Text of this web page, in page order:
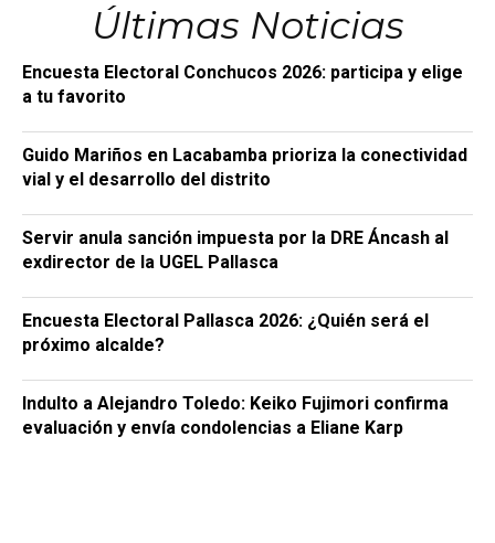
Últimas Noticias
Encuesta Electoral Conchucos 2026: participa y elige
a tu favorito
Guido Mariños en Lacabamba prioriza la conectividad
vial y el desarrollo del distrito
Servir anula sanción impuesta por la DRE Áncash al
exdirector de la UGEL Pallasca
Encuesta Electoral Pallasca 2026: ¿Quién será el
próximo alcalde?
Indulto a Alejandro Toledo: Keiko Fujimori confirma
evaluación y envía condolencias a Eliane Karp